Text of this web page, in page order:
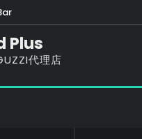
Plus
代理店